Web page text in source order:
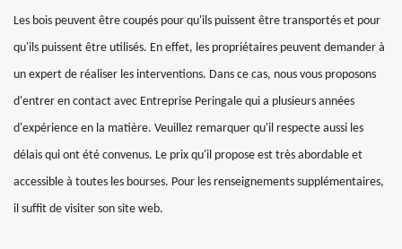
Les bois peuvent être coupés pour qu'ils puissent être transportés et pour
qu'ils puissent être utilisés. En effet, les propriétaires peuvent demander à
un expert de réaliser les interventions. Dans ce cas, nous vous proposons
d'entrer en contact avec Entreprise Peringale qui a plusieurs années
d'expérience en la matière. Veuillez remarquer qu'il respecte aussi les
délais qui ont été convenus. Le prix qu'il propose est très abordable et
accessible à toutes les bourses. Pour les renseignements supplémentaires,
il suffit de visiter son site web.